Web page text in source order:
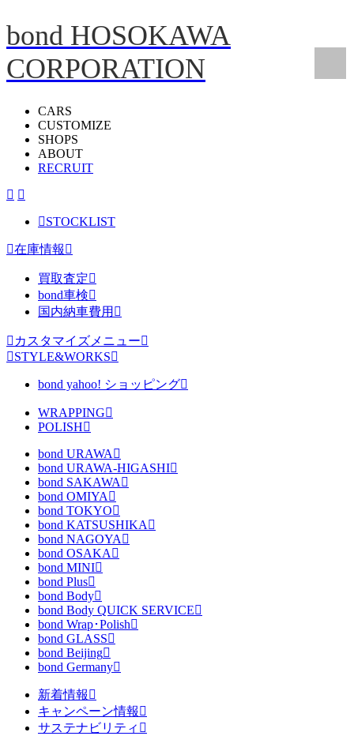
bond HOSOKAWA
CORPORATION
CARS
CUSTOMIZE
SHOPS
ABOUT
RECRUIT
STOCKLIST
在庫情報
買取査定
bond車検
国内納車費用
カスタマイズメニュー
STYLE&WORKS
bond yahoo! ショッピング
WRAPPING
POLISH
bond URAWA
bond URAWA-HIGASHI
bond SAKAWA
bond OMIYA
bond TOKYO
bond KATSUSHIKA
bond NAGOYA
bond OSAKA
bond MINI
bond Plus
bond Body
bond Body QUICK SERVICE
bond Wrap･Polish
bond GLASS
bond Beijing
bond Germany
新着情報
キャンペーン情報
サステナビリティ